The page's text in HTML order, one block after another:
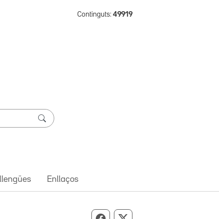
Continguts: 49919
Enllaços